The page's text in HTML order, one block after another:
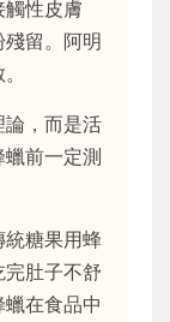
性皮膚
留。阿明
論，而是活
前一定測
統糖果用蜂
肚子不舒
在食品中